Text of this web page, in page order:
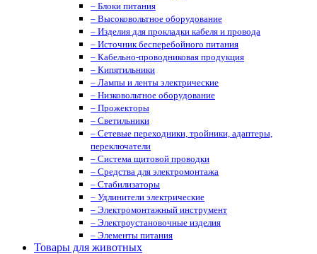
– Блоки питания
– Высоковольтное оборудование
– Изделия для прокладки кабеля и провода
– Источник бесперебойного питания
– Кабельно-проводниковая продукция
– Кипятильники
– Лампы и ленты электрические
– Низковольтное оборудование
– Прожекторы
– Светильники
– Сетевые переходники, тройники, адаптеры,
переключатели
– Система щитовой проводки
– Средства для электромонтажа
– Стабилизаторы
– Удлинители электрические
– Электромонтажный инструмент
– Электроустановочные изделия
– Элементы питания
Товары для животных